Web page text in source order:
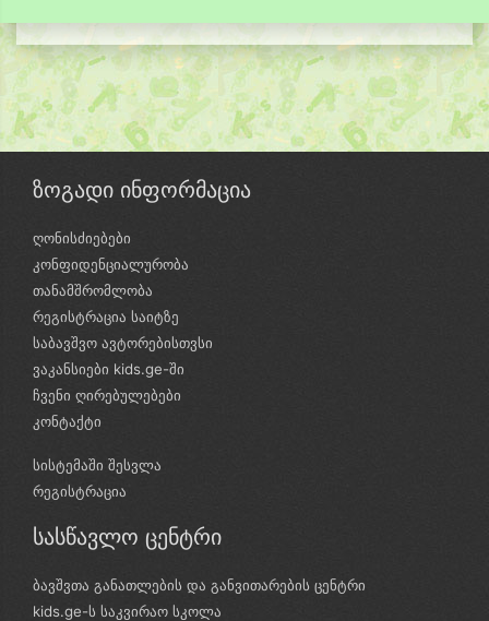
ზოგადი ინფორმაცია
ღონისძიებები
კონფიდენციალურობა
თანამშრომლობა
რეგისტრაცია საიტზე
საბავშვო ავტორებისთვსი
ვაკანსიები kids.ge-ში
ჩვენი ღირებულებები
კონტაქტი
სისტემაში შესვლა
რეგისტრაცია
სასწავლო ცენტრი
ბავშვთა განათლების და განვითარების ცენტრი
kids.ge-ს საკვირაო სკოლა